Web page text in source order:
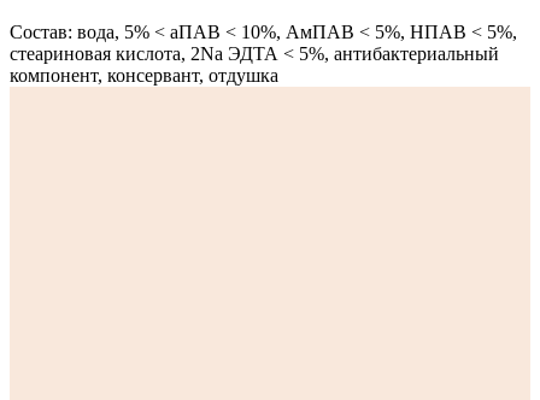
Состав: вода, 5% < аПАВ < 10%, АмПАВ < 5%, НПАВ < 5%,
стеариновая кислота, 2Na ЭДТА < 5%, антибактериальный
компонент, консервант, отдушка